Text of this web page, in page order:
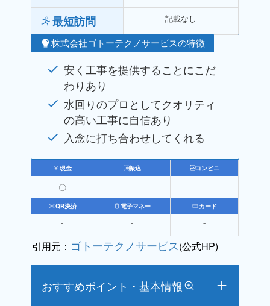
最短訪問 記載なし
株式会社ゴトーテクノサービスの特徴
安く工事を提供することにこだ
わりあり
水回りのプロとしてクオリティ
の高い工事に自信あり
入念に打ち合わせしてくれる
現金 振込 コンビニ
〇 ⁻ ⁻
QR決済 電子マネー カード
⁻ ⁻ ⁻
引用元： ゴトーテクノサービス(公式HP)
おすすめポイント・基本情報